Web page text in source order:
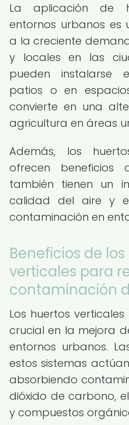
La aplicación de
entornos urbanos es
a la creciente
y locales en las
pueden instalarse
patios o en
convierte en una
agricultura en áreas
Además, los
ofrecen beneficios
también tienen un
calidad del aire y
contaminación en
Beneficios de
verticales para
contaminación
Los huertos
crucial en la mejora
entornos urbanos.
estos sistemas
absorbiendo
dióxido de carbono,
y compuestos